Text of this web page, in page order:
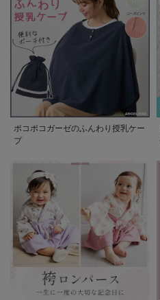
ポコポコガーゼのふんわり授乳ケー
プ